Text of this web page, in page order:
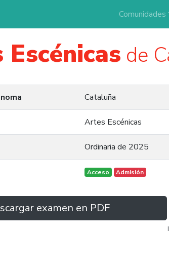
Comunidades
de
Cataluña
Artes Escénicas
Ordinaria de 2025
Acceso Admisión
examen en PDF